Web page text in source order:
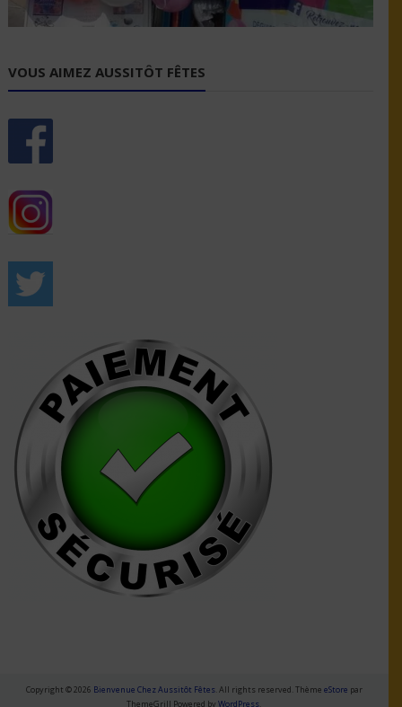
VOUS AIMEZ AUSSITÔT FÊTES
Copyright © 2026 Bienvenue Chez Aussitôt Fêtes. All rights reserved. Thème eStore par
ThemeGrill Powered byWordPress